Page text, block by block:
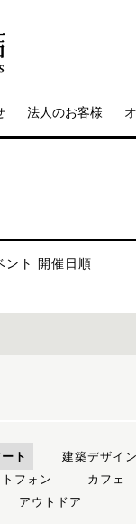
法人のお客様
ント 開催日順
ト 建築デザイン
フォン カフェ
アウトドア